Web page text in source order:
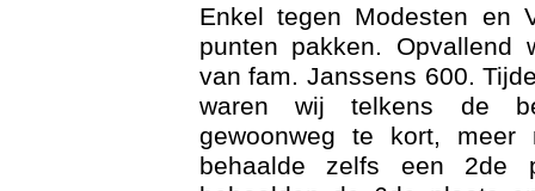
Enkel tegen Modesten en
punten pakken. Opvallend
van fam. Janssens 600.
waren wij telkens de
gewoonweg te kort,
behaalde zelfs een